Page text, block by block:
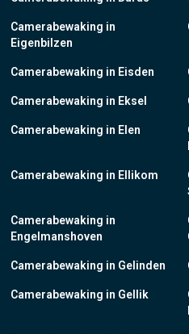
Camerabewaking in
Eigenbilzen
Camerabewaking in Eisden
Camerabewaking in Eksel
Camerabewaking in Elen
Camerabewaking in Ellikom
Camerabewaking in
Engelmanshoven
Camerabewaking in Gelinden
Camerabewaking in Gellik